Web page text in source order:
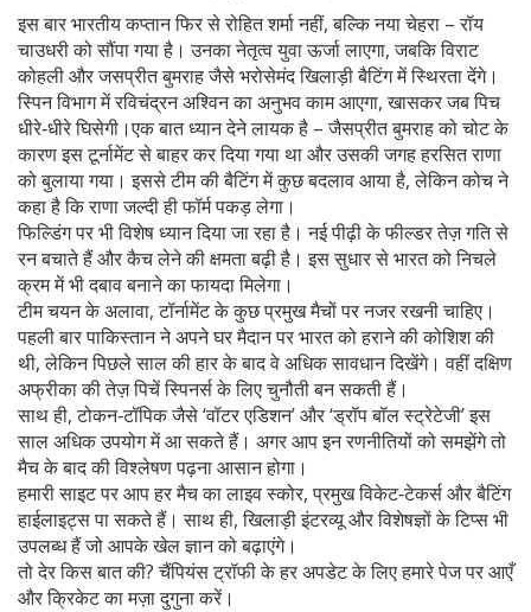
इस बार भारतीय कप्तान फिर से रोहित शर्मा नहीं, बल्कि नया चेहरा – रॉय
चाउधरी को सौंपा गया है। उनका नेतृत्व युवा ऊर्जा लाएगा, जबकि विराट
कोहली और जसप्रीत बुमराह जैसे भरोसेमंद खिलाड़ी बैटिंग में स्थिरता देंगे।
स्पिन विभाग में रविचंद्रन अश्विन का अनुभव काम आएगा, खासकर जब पिच
धीरे‑धीरे घिसेगी।एक बात ध्यान देने लायक है – जैसप्रीत बुमराह को चोट के
कारण इस टूर्नामेंट से बाहर कर दिया गया था और उसकी जगह हरसित राणा
को बुलाया गया। इससे टीम की बैटिंग में कुछ बदलाव आया है, लेकिन कोच ने
कहा है कि राणा जल्दी ही फॉर्म पकड़ लेगा।
फिल्डिंग पर भी विशेष ध्यान दिया जा रहा है। नई पीढ़ी के फील्डर तेज़ गति से
रन बचाते हैं और कैच लेने की क्षमता बढ़ी है। इस सुधार से भारत को निचले
क्रम में भी दबाव बनाने का फायदा मिलेगा।
टीम चयन के अलावा, टॉर्नामेंट के कुछ प्रमुख मैचों पर नजर रखनी चाहिए।
पहली बार पाकिस्तान ने अपने घर मैदान पर भारत को हराने की कोशिश की
थी, लेकिन पिछले साल की हार के बाद वे अधिक सावधान दिखेंगे। वहीं दक्षिण
अफ्रीका की तेज़ पिचें स्पिनर्स के लिए चुनौती बन सकती हैं।
साथ ही, टोकन‑टॉपिक जैसे ‘वॉटर एडिशन’ और ‘ड्रॉप बॉल स्ट्रेटेजी’ इस
साल अधिक उपयोग में आ सकते हैं। अगर आप इन रणनीतियों को समझेंगे तो
मैच के बाद की विश्लेषण पढ़ना आसान होगा।
हमारी साइट पर आप हर मैच का लाइव स्कोर, प्रमुख विकेट‑टेकर्स और बैटिंग
हाईलाइट्स पा सकते हैं। साथ ही, खिलाड़ी इंटरव्यू और विशेषज्ञों के टिप्स भी
उपलब्ध हैं जो आपके खेल ज्ञान को बढ़ाएंगे।
तो देर किस बात की? चैंपियंस ट्रॉफी के हर अपडेट के लिए हमारे पेज पर आएँ
और क्रिकेट का मज़ा दुगुना करें।